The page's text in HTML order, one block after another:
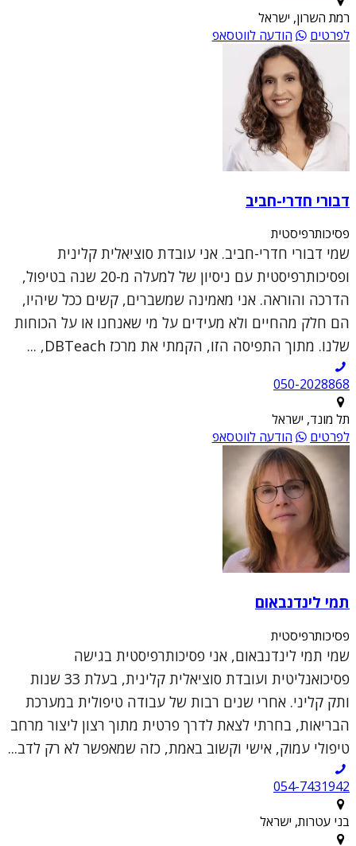
רמת השרון, ישראל
לפרטים
הודעה לווטסאפ
דבורי חדרי-חביב
פסיכותרפיסטית
שמי דבורי חדרי-חביב. אני עובדת סוציאלית קלינית
ופסיכותרפיסטית עם ניסיון של למעלה מ-20 שנה בטיפול,
הדרכה והוראה. אני מאמינה שמשברים, קשים ככל שיהיו,
הם חלק מהחיים ולא מעידים על מי שאנחנו או על הכוחות
שלנו. מתוך התפיסה הזו, הקמתי את מרכז DBTeach, ...
050-2028868
תל מונד, ישראל
לפרטים
הודעה לווטסאפ
תמי לינדנבאום
פסיכותרפיסטית
שמי תמי לינדנבאום, אני פסיכותרפיסטית בגישה
פסיכואנליטית ועובדת סוציאלית קלינית, בעלת 33 שנות
ותק קליני. אחרי שנים רבות של עבודה טיפולית במערכת
הבריאות, בחרתי לצאת לדרך פרטית מתוך רצון ליצור מרחב
טיפולי עמוק, אישי וקשוב באמת, כזה שמאפשר לא רק לדב...
054-7431942
בני עטרות, ישראל